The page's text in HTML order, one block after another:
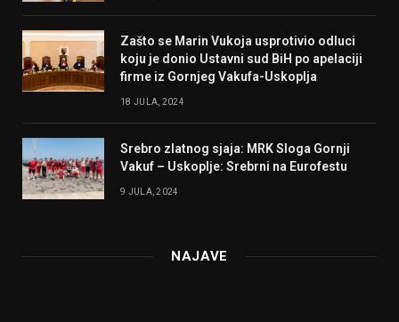
Zašto se Marin Vukoja usprotivio odluci
koju je donio Ustavni sud BiH po apelaciji
firme iz Gornjeg Vakufa-Uskoplja
18 JULA, 2024
Srebro zlatnog sjaja: MRK Sloga Gornji
Vakuf – Uskoplje: Srebrni na Eurofestu
9 JULA, 2024
NAJAVE